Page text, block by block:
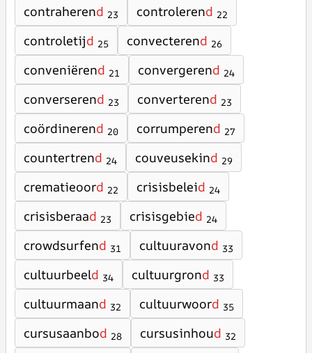
contraherend 23 controlerend 22
controletijd 25 convecterend 26
conveniërend 21 convergerend 24
converserend 23 converterend 23
coördinerend 20 corrumperend 27
countertrend 24 couveusekind 29
crematieoord 22 crisisbeleid 24
crisisberaad 23 crisisgebied 24
crowdsurfend 31 cultuuravond 33
cultuurbeeld 34 cultuurgrond 33
cultuurmaand 32 cultuurwoord 35
cursusaanbod 28 cursusinhoud 32